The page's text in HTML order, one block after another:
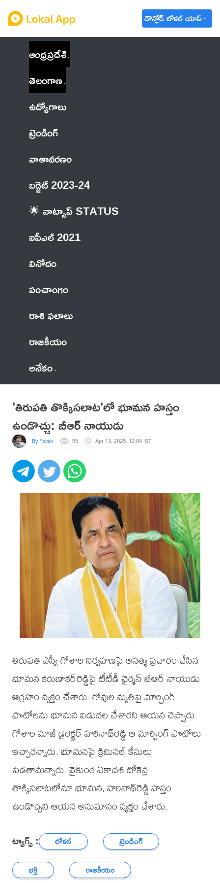
డౌన్లోడ్ లోకల్ యాప్
ఆంధ్రప్రదేశ్
తెలంగాణ
ఉద్యోగాలు
ట్రెండింగ్
వాతావరణం
బడ్జెట్ 2023-24
🌟 వాట్సాప్ STATUS
ఐపీఎల్ 2021
వినోదం
పంచాంగం
రాశి ఫలాలు
రాజకీయం
అనేకం
'తిరుపతి తొక్కిసలాట'లో భూమన హస్తం
ఉండొచ్చు: బీఆర్‌ నాయుడు
By Pavan 85 Apr 13, 2025, 12:04 IST
తిరుపతి ఎస్వీ గోశాల నిర్వహణపై అసత్య ప్రచారం చేసిన
భూమన కరుణాకర్‌రెడ్డిపై టీటీడీ ఛైర్మన్‌ బీఆర్‌ నాయుడు
ఆగ్రహం వ్యక్తం చేశారు. గోవుల మృతిపై మార్ఫింగ్‌
ఫొటోలను భూమన విడుదల చేశారని ఆయన చెప్పారు.
గోశాల మాజీ డైరెక్టర్‌ హరినాథ్‌రెడ్డి ఆ మార్ఫింగ్‌ ఫొటోలు
ఇచ్చారన్నారు. భూమనపై క్రిమినల్‌ కేసులు
పెడతామన్నారు. వైకుంఠ ఏకాదశి టోకెన్ల
తొక్కిసలాటలోనూ భూమన, హరినాథ్‌రెడ్డి హస్తం
ఉండొచ్చని ఆయన అనుమానం వ్యక్తం చేశారు.
ట్యాగ్స్ : లోకల్
ట్రెండింగ్
భక్తి
రాజకీయం